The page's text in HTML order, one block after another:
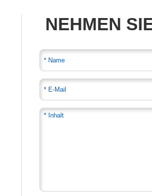
NEHMEN